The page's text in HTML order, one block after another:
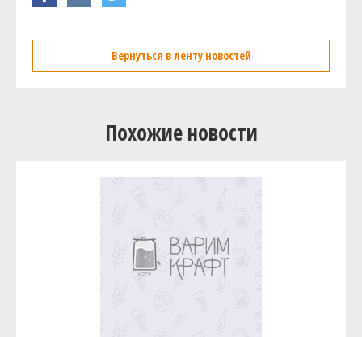
Вернуться в ленту новостей
Похожие новости